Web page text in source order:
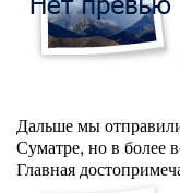
Дальше мы
Суматре, но в более
Главная